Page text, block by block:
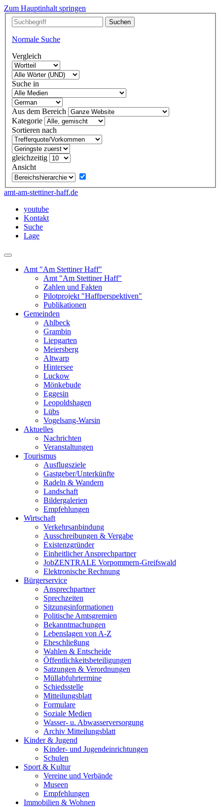
Zum Hauptinhalt springen
Normale Suche
Vergleich
Suche in
Aus dem Bereich
Kategorie
Sortieren nach
gleichzeitig
Ansicht
amt-am-stettiner-haff.de
youtube
Kontakt
Suche
Lage
Amt "Am Stettiner Haff"
Amt "Am Stettiner Haff"
Zahlen und Fakten
Pilotprojekt "Haffperspektiven"
Publikationen
Gemeinden
Ahlbeck
Grambin
Liepgarten
Meiersberg
Altwarp
Hintersee
Luckow
Mönkebude
Eggesin
Leopoldshagen
Lübs
Vogelsang-Warsin
Aktuelles
Nachrichten
Veranstaltungen
Tourismus
Ausflugsziele
Gastgeber/Unterkünfte
Radeln & Wandern
Landschaft
Bildergalerien
Empfehlungen
Wirtschaft
Verkehrsanbindung
Ausschreibungen & Vergabe
Existenzgründer
Einheitlicher Ansprechpartner
JobZENTRALE Vorpommern-Greifswald
Elektronische Rechnung
Bürgerservice
Ansprechpartner
Sprechzeiten
Sitzungsinformationen
Politische Amtsgremien
Bekanntmachungen
Lebenslagen von A-Z
Eheschließung
Wahlen & Entscheide
Öffentlichkeitsbeteiligungen
Satzungen & Verordnungen
Müllabfuhrtermine
Schiedsstelle
Mitteilungsblatt
Formulare
Soziale Medien
Wasser- u. Abwasserversorgung
Archiv Mitteilungsblatt
Kinder & Jugend
Kinder- und Jugendeinrichtungen
Schulen
Sport & Kultur
Vereine und Verbände
Museen
Empfehlungen
Immobilien & Wohnen